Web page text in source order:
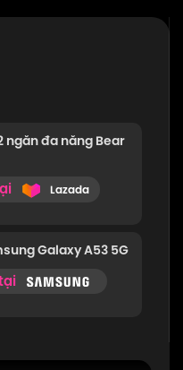
ngăn đa năng Bear
Lazada
Galaxy A53 5G